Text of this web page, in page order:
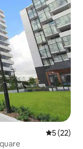
Vidutinis
5 (22)